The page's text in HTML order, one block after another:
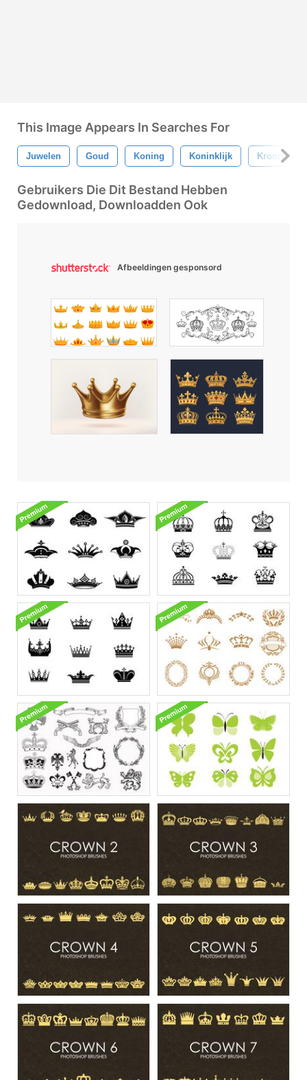
This Image Appears In Searches For
Juwelen Goud Koning Koninklijk Kroon
Gebruikers Die Dit Bestand Hebben
Gedownload, Downloadden Ook
Afbeeldingen gesponsord